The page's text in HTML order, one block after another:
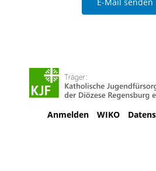
WIKO
Anmelden